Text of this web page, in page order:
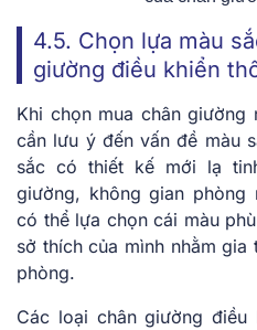
4.5. Chọn lựa màu
giường điều khiển
Khi chọn mua chân giường
cần lưu ý đến vấn đề màu
sắc có thiết kế mới lạ
giường, không gian
có thể lựa chọn cái màu
sở thích của mình nhằm
phòng.
Các loại chân giường